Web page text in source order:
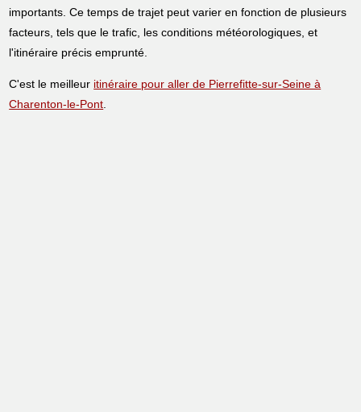
importants. Ce temps de trajet peut varier en fonction de plusieurs
facteurs, tels que le trafic, les conditions météorologiques, et
l'itinéraire précis emprunté.
C'est le meilleur itinéraire pour aller de Pierrefitte-sur-Seine à
Charenton-le-Pont.